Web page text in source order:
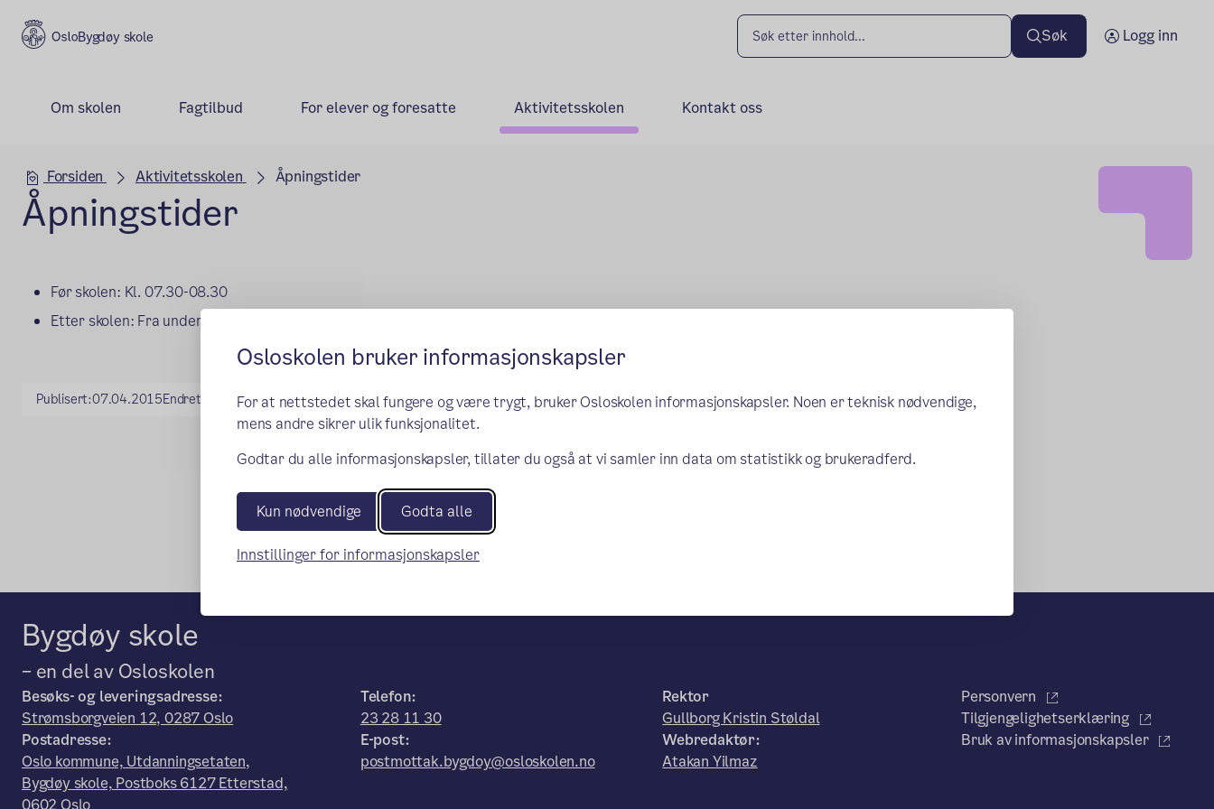
Osloskolen bruker informasjonskapsler
For at nettstedet skal fungere og være trygt, bruker Osloskolen informasjonskapsler. Noen er teknisk nødvendige,
mens andre sikrer ulik funksjonalitet.
Godtar du alle informasjonskapsler, tillater du også at vi samler inn data om statistikk og brukeradferd.
Kun nødvendige Godta alle
Innstillinger for informasjonskapsler
Bygdøy skole Søk Logg inn
Om skolen Fagtilbud For elever og foresatte Aktivitetsskolen Kontakt oss
Hovedseksjon
Forsiden Aktivitetsskolen Åpningstider
Åpningstider
Før skolen: Kl. 07.30-08.30
Etter skolen: Fra undervisningsslutt til kl. 17.00
Publisert:07.04.2015Endret: 31.08.2023
Bygdøy skole
– en del av Osloskolen
Besøks- og leveringsadresse:
Strømsborgveien 12, 0287 Oslo
Postadresse:
Oslo kommune, Utdanningsetaten,
Bygdøy skole, Postboks 6127 Etterstad,
Telefon:
23 28 11 30
E-post:
postmottak.bygdoy@osloskolen.no
Rektor
Gullborg Kristin Støldal
Webredaktør:
Atakan Yilmaz
Personvern
Tilgjengelighetserklæring
Bruk av informasjonskapsler